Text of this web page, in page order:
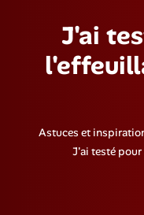
J'ai
Astuces et
J'ai testé